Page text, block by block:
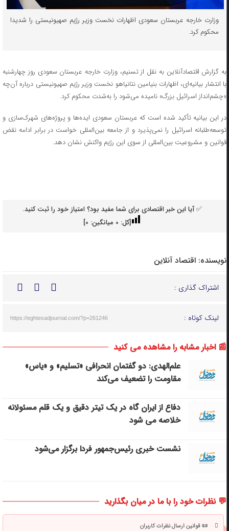
وزارت خارجه عربستان سعودی اظهارات نخست وزیر رژیم صهیونیستی را شدیدا
محکوم کرد.
به گزارش اقتصادآنلاین به نقل از تسنیم، وزارت خارجه عربستان سعودی روز چهارشنبه
با انتشار بیانیه‌ای، اظهارات بنیامین نتانیاهو نخست وزیر رژیم صهیونیستی درباره آن‌چه
«چشم‌انداز اسرائیل بزرگ» نامیده می‌شود را به‌شدت محکوم کرد.
در این بیانیه تأکید شده است که عربستان سعودی ایده‌ها و پروژه‌های شهرک‌سازی و
توسعه‌طلبانه اسرائیل را نمی‌پذیرد و از جامعه بین‌المللی خواست در برابر ادامه نقض
قوانین و مشروعیت بین‌المللی از سوی این رژیم واکنش نشان دهد.
✅ آیا این خبر اقتصادی برای شما مفید بود؟ امتیاز خود را ثبت کنید.
[کل: 0میانگین: 0
]
نویسنده: اقتصاد آنلاین
اشتراک گذاری :
لینک کوتاه : https://eghtesadjournal.com/?p=261246
📰 اخبار مشابه را مشاهده می کنید
علم‌الهدی: دو گفتمان انحرافی «تسلیم» و «یاس»
مقاومت را تضعیف می‌کند
دفاع از ایران گاه در یک تیتر دقیق و یک قلم مسئولانه
خلاصه می شود
نشست خبری رئیس‌جمهور فردا برگزار می‌شود
💬 نظرات خود را با ما در میان بگذارید
📜 قوانین ارسال نظرات کاربران